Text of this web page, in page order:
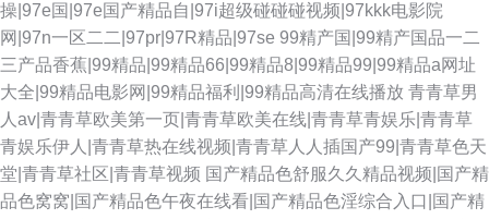
操|97e国|97e国产精品自|97i超级碰碰碰视频|97kkk电影院
网|97n一区二二|97pr|97R精品|97se 99精产国|99精产国品一二
三产品香蕉|99精品|99精品66|99精品8|99精品99|99精品a网址
大全|99精品电影网|99精品福利|99精品高清在线播放 青青草男
人av|青青草欧美第一页|青青草欧美在线|青青草青娱乐|青青草
青娱乐伊人|青青草热在线视频|青青草人人插国产99|青青草色天
堂|青青草社区|青青草视频 国产精品色舒服久久精品视频|国产精
品色窝窝|国产精品色午夜在线看|国产精品色淫综合入口|国产精